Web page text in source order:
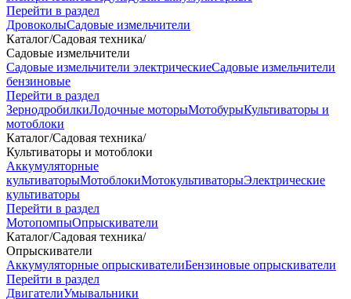
Перейти в раздел
ДровоколыСадовые измельчители
Каталог/Садовая техника/
Садовые измельчители
Садовые измельчители электрическиеСадовые измельчители
бензиновые
Перейти в раздел
ЗернодробилкиЛодочные моторыМотобурыКультиваторы и
мотоблоки
Каталог/Садовая техника/
Культиваторы и мотоблоки
Аккумуляторные
культиваторыМотоблокиМотокультиваторыЭлектрические
культиваторы
Перейти в раздел
МотопомпыОпрыскиватели
Каталог/Садовая техника/
Опрыскиватели
Аккумуляторные опрыскивателиБензиновые опрыскиватели
Перейти в раздел
ДвигателиУмывальники